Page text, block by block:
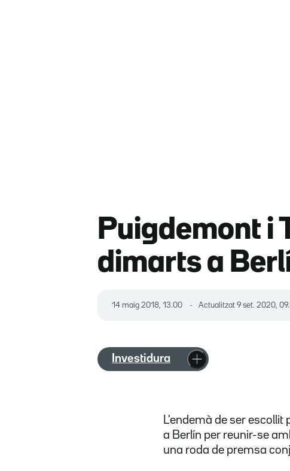
Puigdemont i
dimarts a
14 maig 2018, 13.00 Actualitzat 9 set. 2020,
Investidura
L'endemà de ser escollit
a Berlín per reunir-se
una roda de premsa